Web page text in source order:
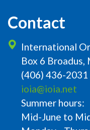
Contact
International
Box 6 Broadus,
(406) 436-2031
ioia@ioia.net
Summer hours:
Mid-June to